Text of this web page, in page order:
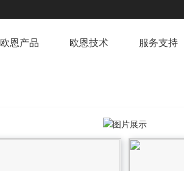
欧恩产品 欧恩技术 服务支持